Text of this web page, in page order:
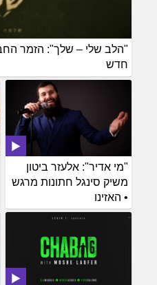
"הלב שלי – שלך": הזמר
חדש
"מי אדיר": אלעזר ביטון
משיק סינגל חתונות מרגש
• האזינו